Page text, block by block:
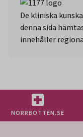
De kliniska
denna sida
innehåller
NORRBOTTEN.SE